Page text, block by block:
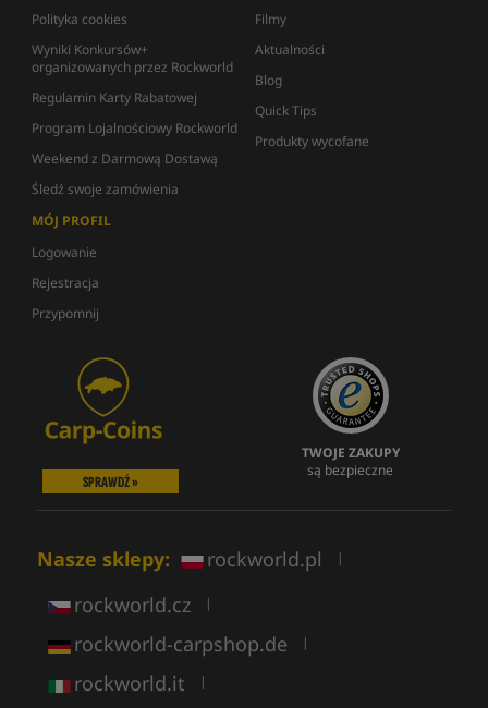
Polityka cookies
Wyniki Konkursów+
organizowanych przez Rockworld
Regulamin Karty Rabatowej
Program Lojalnościowy Rockworld
Weekend z Darmową Dostawą
Śledź swoje zamówienia
Filmy
Aktualności
Blog
Quick Tips
Produkty wycofane
MÓJ PROFIL
Logowanie
Rejestracja
Przypomnij
SPRAWDŹ »
TWOJE ZAKUPY
są bezpieczne
Nasze sklepy: rockworld.pl |
rockworld.cz |
rockworld-carpshop.de |
rockworld.it |